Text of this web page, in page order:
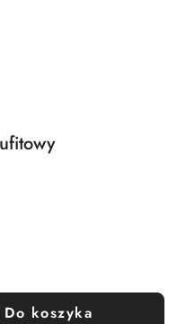
Do koszyka